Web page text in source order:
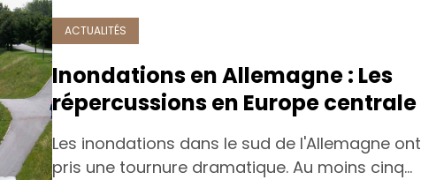
ACTUALITÉS
Inondations en Allemagne : Les
répercussions en Europe centrale
Les inondations dans le sud de l'Allemagne ont
pris une tournure dramatique. Au moins cinq…